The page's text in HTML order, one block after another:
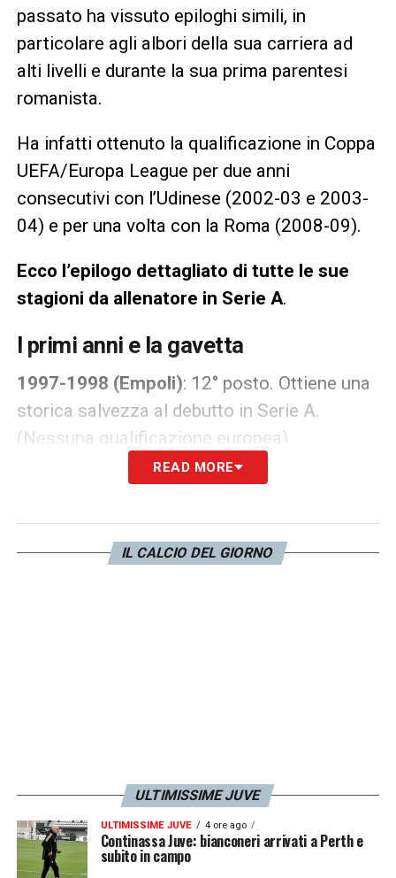
passato ha vissuto epiloghi simili, in
particolare agli albori della sua carriera ad
alti livelli e durante la sua prima parentesi
romanista.
Ha infatti ottenuto la qualificazione in Coppa
UEFA/Europa League per due anni
consecutivi con l’Udinese (2002-03 e 2003-
04) e per una volta con la Roma (2008-09).
Ecco l’epilogo dettagliato di tutte le sue
stagioni da allenatore in Serie A.
I primi anni e la gavetta
1997-1998 (Empoli): 12° posto. Ottiene una
storica salvezza al debutto in Serie A.
(Nessuna qualificazione europea)
1998-1999 (Sampdoria): Esonerato.
di nuovo esonerato. La squadra retrocede.
(Nessuna qualificazione europea)
tranquilla salvezza. (Nessuna qualificazione
europea)
Il miracolo Udinese
READ MORE
IL CALCIO DEL GIORNO
ULTIMISSIME JUVE
ULTIMISSIME JUVE 4 ore ago
Continassa Juve: bianconeri arrivati a Perth e
subito in campo